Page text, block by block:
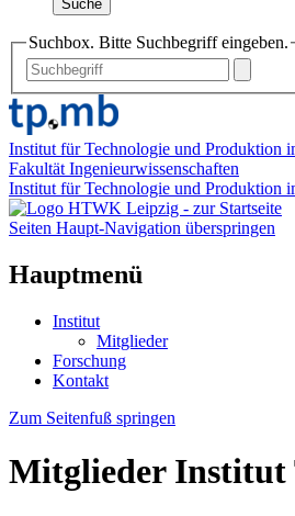
Suche
Suchbox. Bitte Suchbegriff eingeben.
Institut für Technologie und Produktion
Fakultät Ingenieurwissenschaften
Institut für Technologie und Produktion
Seiten Haupt-Navigation überspringen
Hauptmenü
Institut
Mitglieder
Forschung
Kontakt
Zum Seitenfuß springen
Mitglieder Institut